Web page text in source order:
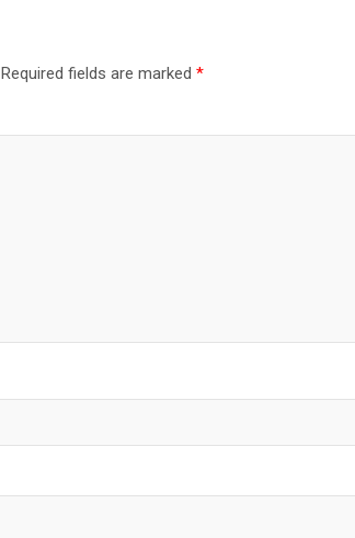
Required fields are marked *